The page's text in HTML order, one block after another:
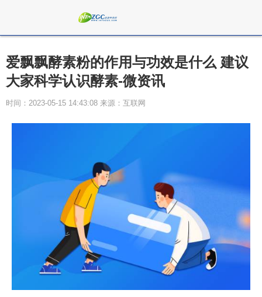
爱飘飘酵素粉的作用与功效是什么 建议
大家科学认识酵素-微资讯
时间：2023-05-15 14:43:08 来源：互联网